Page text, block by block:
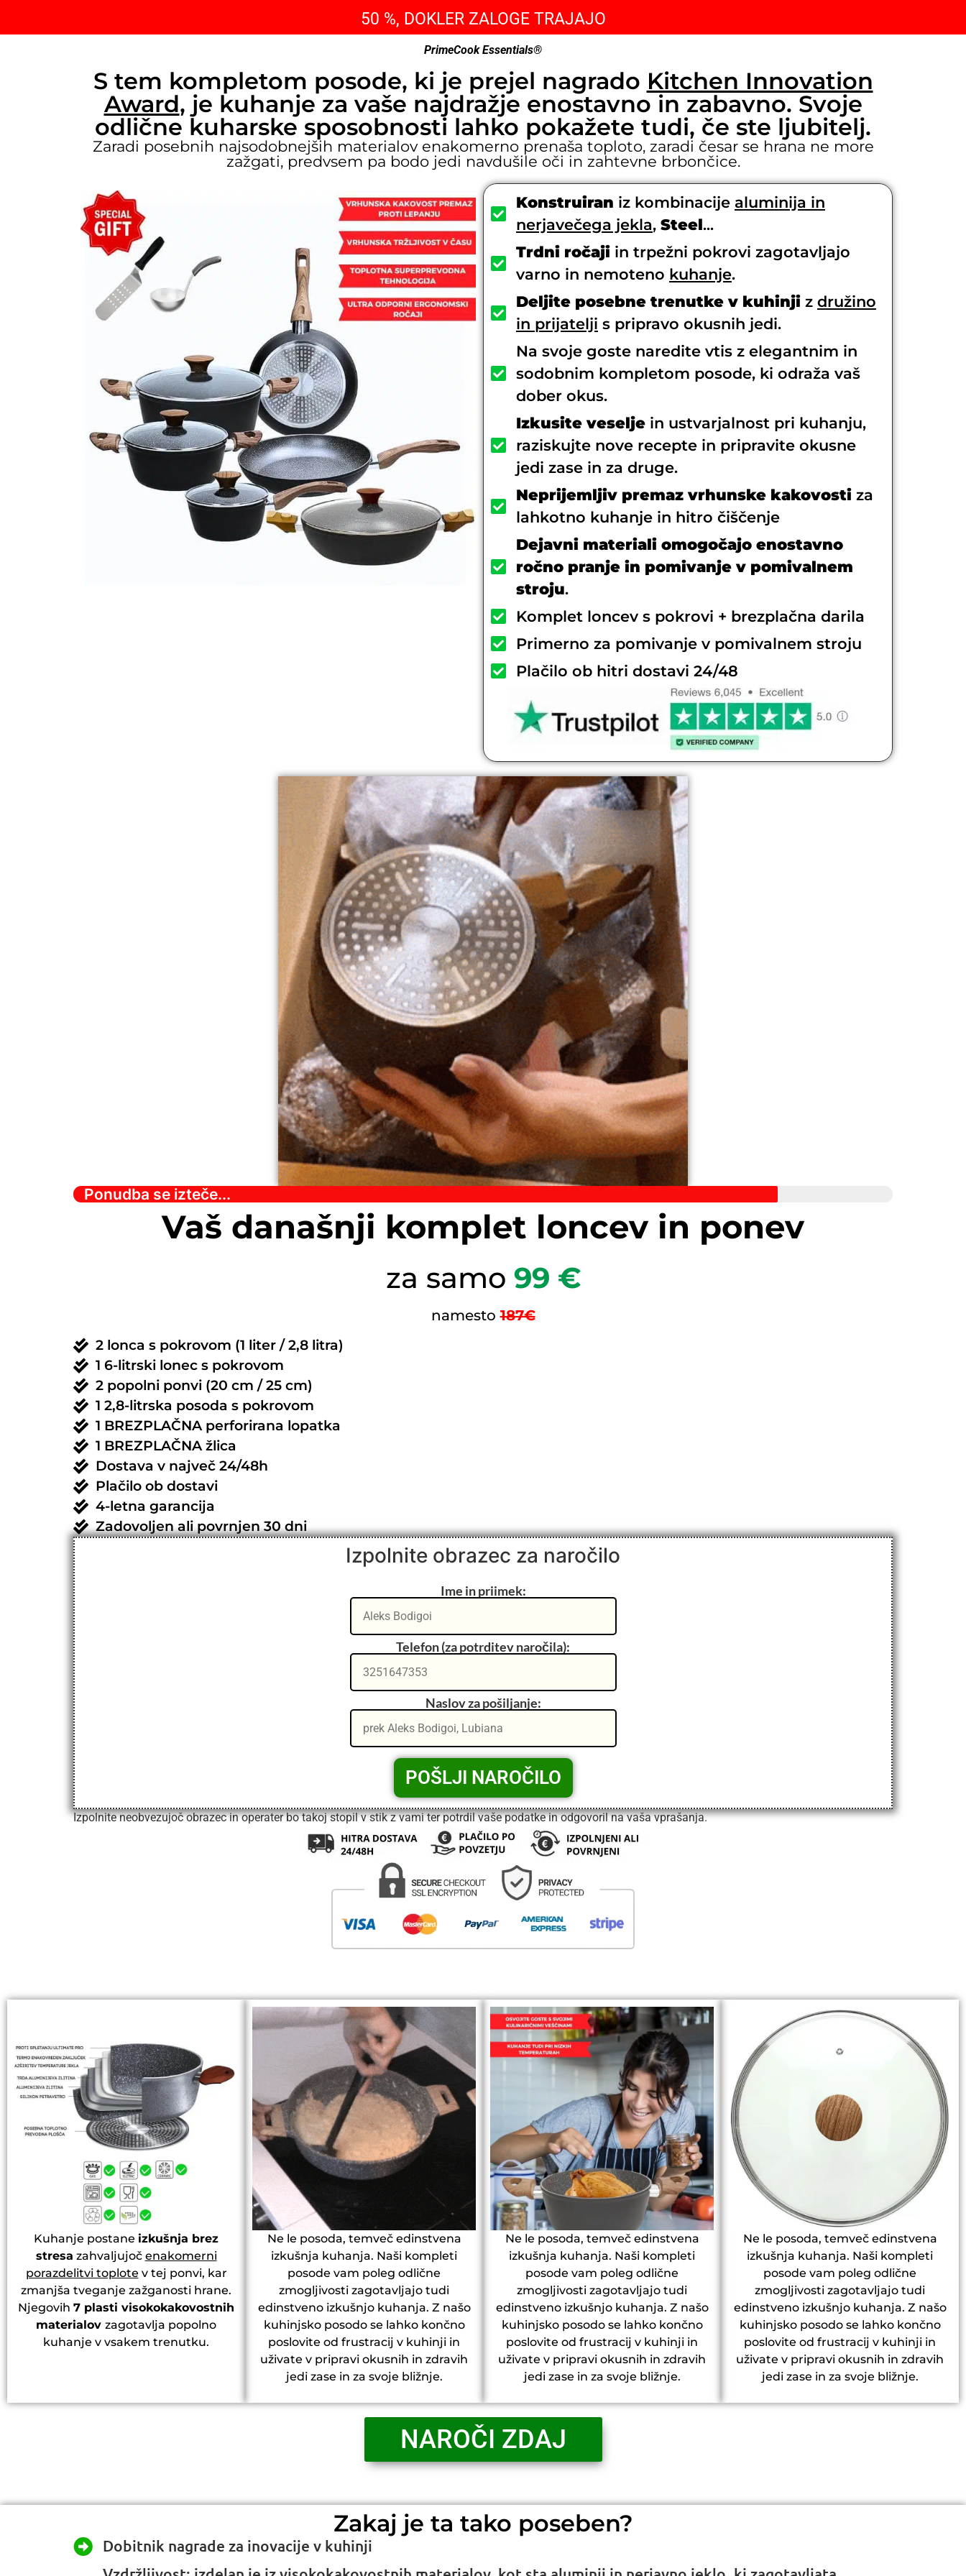
50 %, DOKLER ZALOGE TRAJAJO
PrimeCook Essentials®
S tem kompletom posode, ki je prejel nagrado Kitchen Innovation
Award, je kuhanje za vaše najdražje enostavno in zabavno. Svoje
odlične kuharske sposobnosti lahko pokažete tudi, če ste ljubitelj.
Zaradi posebnih najsodobnejših materialov enakomerno prenaša toploto, zaradi česar se hrana ne more
zažgati, predvsem pa bodo jedi navdušile oči in zahtevne brbončice.
Konstruiran iz kombinacije aluminija in
nerjavečega jekla, Steel...
Trdni ročaji in trpežni pokrovi zagotavljajo
varno in nemoteno kuhanje.
Deljite posebne trenutke v kuhinji z družino
in prijatelji s pripravo okusnih jedi.
Na svoje goste naredite vtis z elegantnim in
sodobnim kompletom posode, ki odraža vaš
dober okus.
Izkusite veselje in ustvarjalnost pri kuhanju,
raziskujte nove recepte in pripravite okusne
jedi zase in za druge.
Neprijemljiv premaz vrhunske kakovosti za
lahkotno kuhanje in hitro čiščenje
Dejavni materiali omogočajo enostavno
ročno pranje in pomivanje v pomivalnem
stroju.
Komplet loncev s pokrovi + brezplačna darila
Primerno za pomivanje v pomivalnem stroju
Plačilo ob hitri dostavi 24/48
Ponudba se izteče...
Vaš današnji komplet loncev in ponev
za samo 99 €
namesto 187€
2 lonca s pokrovom (1 liter / 2,8 litra)
1 6-litrski lonec s pokrovom
2 popolni ponvi (20 cm / 25 cm)
1 2,8-litrska posoda s pokrovom
1 BREZPLAČNA perforirana lopatka
1 BREZPLAČNA žlica
Dostava v največ 24/48h
Plačilo ob dostavi
4-letna garancija
Zadovoljen ali povrnjen 30 dni
Izpolnite obrazec za naročilo
Ime in priimek:
Telefon (za potrditev naročila):
Naslov za pošiljanje:
Izpolnite neobvezujoč obrazec in operater bo takoj stopil v stik z vami ter potrdil vaše podatke in odgovoril na vaša vprašanja.
Kuhanje postane izkušnja brez
stresa zahvaljujoč enakomerni
porazdelitvi toplote v tej ponvi, kar
zmanjša tveganje zažganosti hrane.
Njegovih 7 plasti visokokakovostnih
materialov zagotavlja popolno
kuhanje v vsakem trenutku.
Ne le posoda, temveč edinstvena
izkušnja kuhanja. Naši kompleti
posode vam poleg odlične
zmogljivosti zagotavljajo tudi
edinstveno izkušnjo kuhanja. Z našo
kuhinjsko posodo se lahko končno
poslovite od frustracij v kuhinji in
uživate v pripravi okusnih in zdravih
jedi zase in za svoje bližnje.
Ne le posoda, temveč edinstvena
izkušnja kuhanja. Naši kompleti
posode vam poleg odlične
zmogljivosti zagotavljajo tudi
edinstveno izkušnjo kuhanja. Z našo
kuhinjsko posodo se lahko končno
poslovite od frustracij v kuhinji in
uživate v pripravi okusnih in zdravih
jedi zase in za svoje bližnje.
Ne le posoda, temveč edinstvena
izkušnja kuhanja. Naši kompleti
posode vam poleg odlične
zmogljivosti zagotavljajo tudi
edinstveno izkušnjo kuhanja. Z našo
kuhinjsko posodo se lahko končno
poslovite od frustracij v kuhinji in
uživate v pripravi okusnih in zdravih
jedi zase in za svoje bližnje.
NAROČI ZDAJ
Zakaj je ta tako poseben?
Dobitnik nagrade za inovacije v kuhinji